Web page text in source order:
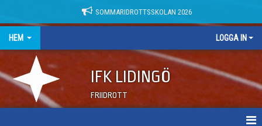
SOMMARIDROTTSSKOLAN 2026
HEM LOGGA IN
IFK LIDINGÖ
FRIIDROTT